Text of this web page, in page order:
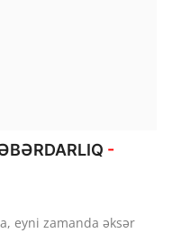
-
eyni zamanda əksər